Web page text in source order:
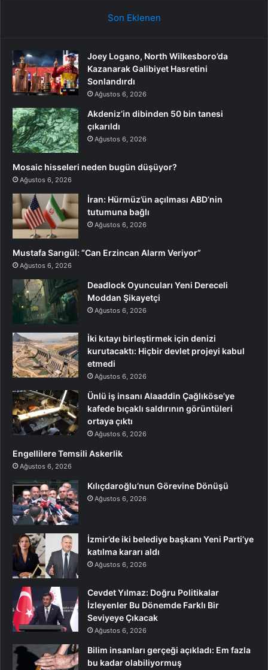
Son Eklenen
Joey Logano, North Wilkesboro’da
Kazanarak Galibiyet Hasretini
Sonlandırdı
Ağustos 6, 2026
Akdeniz’in dibinden 50 bin tanesi
çıkarıldı
Ağustos 6, 2026
Mosaic hisseleri neden bugün düşüyor?
Ağustos 6, 2026
İran: Hürmüz’ün açılması ABD’nin
tutumuna bağlı
Ağustos 6, 2026
Mustafa Sarıgül: “Can Erzincan Alarm Veriyor”
Ağustos 6, 2026
Deadlock Oyuncuları Yeni Dereceli
Moddan Şikayetçi
Ağustos 6, 2026
İki kıtayı birleştirmek için denizi
kurutacaktı: Hiçbir devlet projeyi kabul
etmedi
Ağustos 6, 2026
Ünlü iş insanı Alaaddin Çağlıköse’ye
kafede bıçaklı saldırının görüntüleri
ortaya çıktı
Ağustos 6, 2026
Engellilere Temsili Askerlik
Ağustos 6, 2026
Kılıçdaroğlu’nun Görevine Dönüşü
Ağustos 6, 2026
İzmir’de iki belediye başkanı Yeni Parti’ye
katılma kararı aldı
Ağustos 6, 2026
Cevdet Yılmaz: Doğru Politikalar
İzleyenler Bu Dönemde Farklı Bir
Seviyeye Çıkacak
Ağustos 6, 2026
Bilim insanları gerçeği açıkladı: Em fazla
bu kadar olabiliyormuş